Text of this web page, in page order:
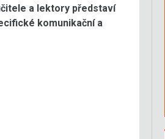
a lektory představí
komunikační a